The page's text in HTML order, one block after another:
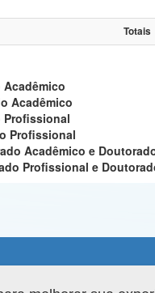
Totais
Acadêmico
Acadêmico
Profissional
Profissional
Acadêmico e
Profissional e